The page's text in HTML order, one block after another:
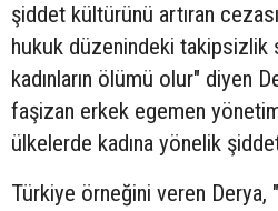
şiddet kültürünü artıran
hukuk düzenindeki
kadınların ölümü olur" diyen
faşizan erkek egemen
ülkelerde kadına yönelik
Türkiye örneğini veren Derya,